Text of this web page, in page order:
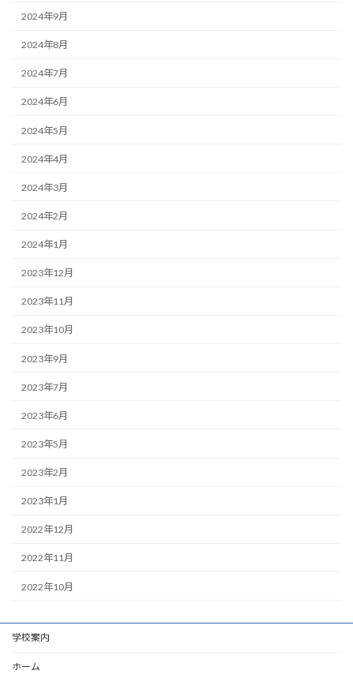
2024年9月
2024年8月
2024年7月
2024年6月
2024年5月
2024年4月
2024年3月
2024年2月
2024年1月
2023年12月
2023年11月
2023年10月
2023年9月
2023年7月
2023年6月
2023年5月
2023年2月
2023年1月
2022年12月
2022年11月
2022年10月
学校案内
ホーム